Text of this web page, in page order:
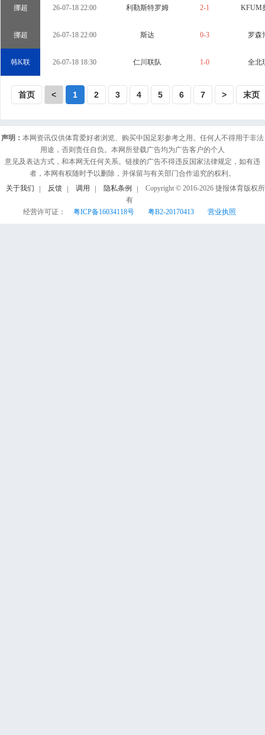
挪超 26-07-18 22:00 利勒斯特罗姆 2-1 KFUM
挪超 26-07-18 22:00 斯达 0-3 罗森
韩K联 26-07-18 18:30 仁川联队 1-0 全北
首页 < 1 2 3 4 5 6 7 > 末页
声明： 本网资讯仅供体育爱好者浏览、购买中国足彩参考之用。任何人不得用于非法
用途，否则责任自负。本网所登载广告均为广告客户的个人
意见及表达方式，和本网无任何关系。链接的广告不得违反国家法律规定，如有违
者，本网有权随时予以删除，并保留与有关部门合作追究的权利。
关于我们
反馈 调用 隐私条例 Copyright © 2016-2026 捷报体育版权所
有
经营许可证：
粤ICP备16034118号 粤B2-20170413 营业执照